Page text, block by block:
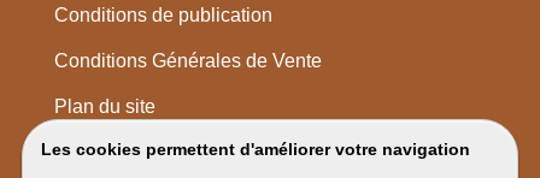
Les cookies permettent d'améliorer votre navigation
Conditions de publication
Conditions Générales de Vente
Plan du site